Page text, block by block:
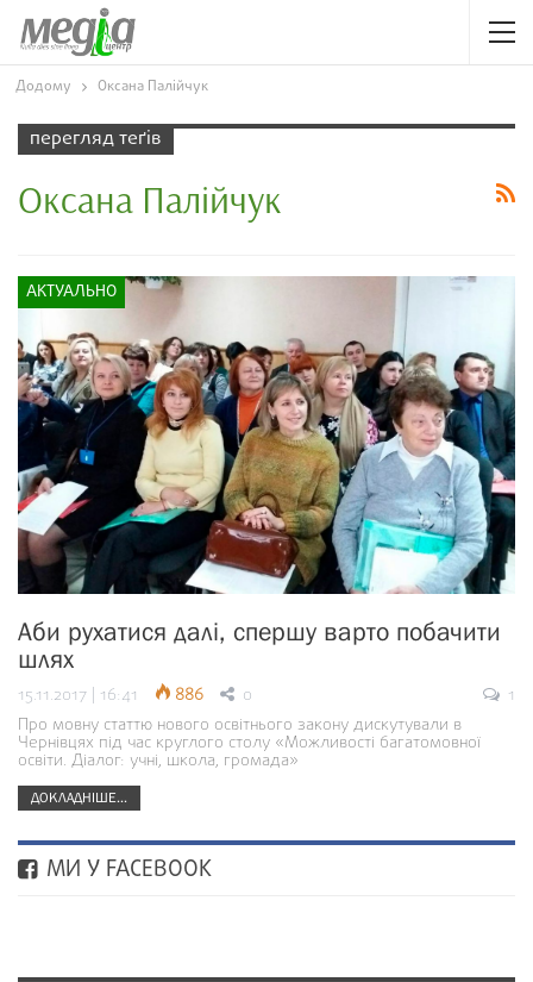
Додому Оксана Палійчук
перегляд теґів
Оксана Палійчук
АКТУАЛЬНО
Аби рухатися далі, спершу варто побачити
шлях
15.11.2017 | 16:41 886 0
1
Про мовну статтю нового освітнього закону дискутували в
Чернівцях під час круглого столу «Можливості багатомовної
освіти. Діалог: учні, школа, громада»
ДОКЛАДНІШЕ...
МИ У FACEBOOK